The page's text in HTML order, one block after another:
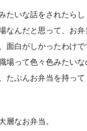
たいな話をされたらし
なんだと思って、お弁
面白がしかったわけで
場って色々色みたいな
たぶんお弁当を持っ
層なお弁当。